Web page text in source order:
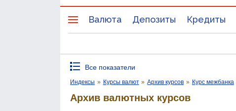
Валюта Депозиты Кредиты
Все показатели
Индексы » Курсы валют » Архив курсов » Курс межбанка
Архив валютных курсов